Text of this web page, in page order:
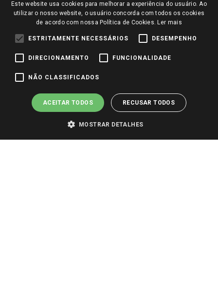
Amigo Giassi
Notícias
Perguntas frequentes
Políticas de entrega
Trocas e Devoluções
Vendas Online
Ouvidoria
Redes Sociais
Pagamento e Segurança
Este website usa cookies para melhorar a experiência do usuário. Ao
utilizar o nosso website, o usuário concorda com todos os cookies
de acordo com nossa Política de Cookies. Ler mais
ESTRITAMENTE NECESSÁRIOS DESEMPENHO
DIRECIONAMENTO FUNCIONALIDADE
NÃO CLASSIFICADOS
ACEITAR TODOS RECUSAR TODOS
MOSTRAR DETALHES